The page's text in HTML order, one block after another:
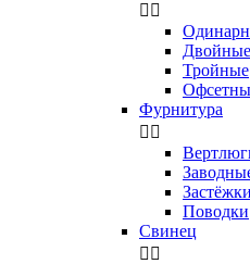
 
Двойные
Тройные
Фурнитура
 
Поводки
Свинец
 